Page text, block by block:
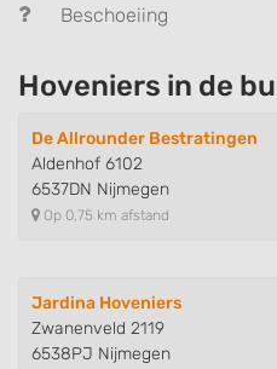
Beschoeiing
Hoveniers in de
De Allrounder Bestratingen
Aldenhof 6102
6537DN Nijmegen
Op 0,75 km afstand
Jardina Hoveniers
Zwanenveld 2119
6538PJ Nijmegen